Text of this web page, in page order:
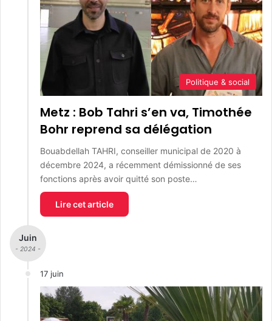
Politique & social
Metz : Bob Tahri s’en va, Timothée
Bohr reprend sa délégation
Bouabdellah TAHRI, conseiller municipal de 2020 à
décembre 2024, a récemment démissionné de ses
fonctions après avoir quitté son poste…
Lire cet article
Juin
- 2024 -
17 juin